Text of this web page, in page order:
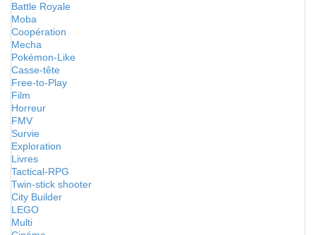
Battle Royale
Moba
Coopération
Mecha
Pokémon-Like
Casse-tête
Free-to-Play
Film
Horreur
FMV
Survie
Exploration
Livres
Tactical-RPG
Twin-stick shooter
City Builder
LEGO
Multi